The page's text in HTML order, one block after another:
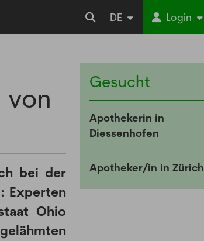
DE Login
von
bei der
Experten
Ohio
Gesucht
Apothekerin in
Diessenhofen
Apotheker/in in Zürich